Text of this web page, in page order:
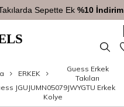
Sepette Ek %10 İndirim
ERKEK
Guess Erkek
Takıları
JGUJUMN05079JWYGTU Erkek
Kolye